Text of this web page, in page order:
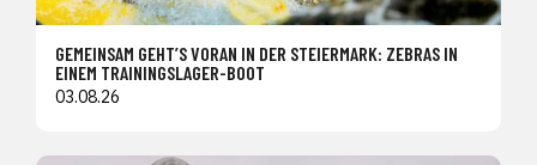
GEMEINSAM GEHT’S VORAN IN DER STEIERMARK: ZEBRAS IN
EINEM TRAININGSLAGER-BOOT
03.08.26